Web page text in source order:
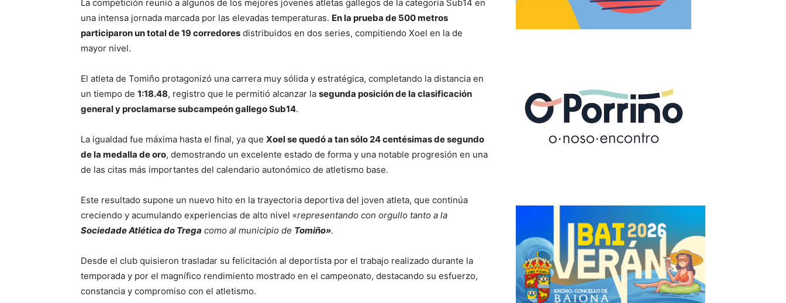
La competición reunió a algunos de los mejores jóvenes atletas gallegos de la categoría Sub14 en
una intensa jornada marcada por las elevadas temperaturas. En la prueba de 500 metros
participaron un total de 19 corredores distribuidos en dos series, compitiendo Xoel en la de
mayor nivel.
El atleta de Tomiño protagonizó una carrera muy sólida y estratégica, completando la distancia en
un tiempo de 1:18.48, registro que le permitió alcanzar la segunda posición de la clasificación
general y proclamarse subcampeón gallego Sub14.
La igualdad fue máxima hasta el final, ya que Xoel se quedó a tan sólo 24 centésimas de segundo
de la medalla de oro, demostrando un excelente estado de forma y una notable progresión en una
de las citas más importantes del calendario autonómico de atletismo base.
Este resultado supone un nuevo hito en la trayectoria deportiva del joven atleta, que continúa
creciendo y acumulando experiencias de alto nivel «representando con orgullo tanto a la
Sociedade Atlética do Trega como al municipio de Tomiño».
Desde el club quisieron trasladar su felicitación al deportista por el trabajo realizado durante la
temporada y por el magnífico rendimiento mostrado en el campeonato, destacando su esfuerzo,
constancia y compromiso con el atletismo.